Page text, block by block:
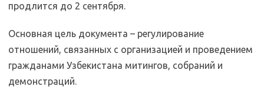
продлится до 2 сентября.
Основная цель документа – регулирование
отношений, связанных с организацией и проведением
гражданами Узбекистана митингов, собраний и
демонстраций.